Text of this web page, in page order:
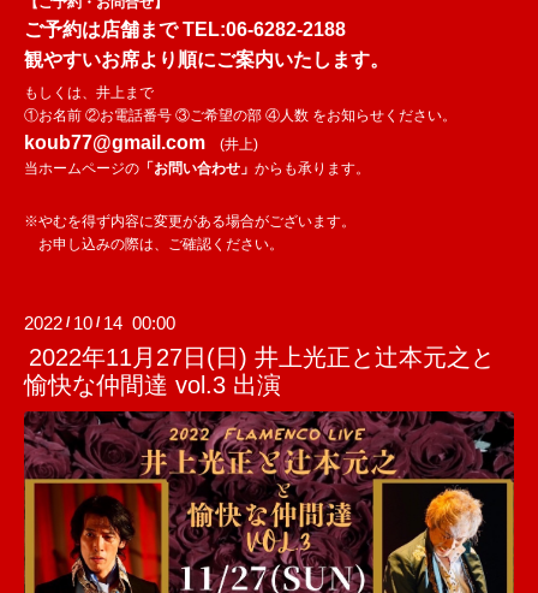
ご予約は店舗までTEL:06-6282-2188
観やすいお席より順にご案内いたします。
もしくは、井上まで
①お名前 ②お電話番号 ③ご希望の部 ④人数 をお知らせください。
koub77@gmail.com
(井上)
当ホームページの 「お問い合わせ」 からも承ります。
※やむを得ず内容に変更がある場合がございます。
お申し込みの際は、ご確認ください。
2022 / 10 / 14 00:00
2022年11月27日(日) 井上光正と辻本元之と
愉快な仲間達 vol.3 出演